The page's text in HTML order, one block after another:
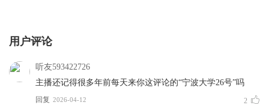
用户评论
听友593422726
主播还记得很多年前每天来你这评论的“宁波大学26号”吗
回复 2026-04-12 2